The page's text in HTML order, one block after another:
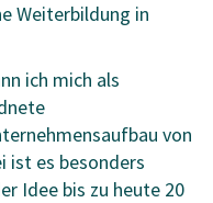
Weiterbildung in
ich mich als
von
ist es besonders
Idee bis zu heute 20